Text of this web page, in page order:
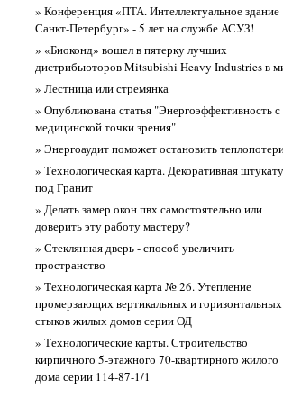
» Конференция «ПТА. Интеллектуальное здание
Санкт-Петербург» - 5 лет на службе АСУЗ!
» «Биоконд» вошел в пятерку лучших
дистрибьюторов Mitsubishi Heavy Industries в
» Лестница или стремянка
» Опубликована статья "Энергоэффективность с
медицинской точки зрения"
» Энергоаудит поможет остановить
» Технологическая карта. Декоративная
под Гранит
» Делать замер окон пвх самостоятельно или
доверить эту работу мастеру?
» Стеклянная дверь - способ увеличить
пространство
» Технологическая карта № 26. Утепление
промерзающих вертикальных и горизонтальных
стыков жилых домов серии ОД
» Технологические карты. Строительство
кирпичного 5-этажного 70-квартирного жилого
дома серии 114-87-1/1